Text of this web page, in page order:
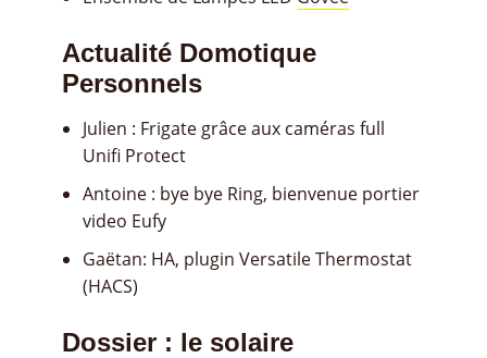
Actualité Domotique
Personnels
Julien : Frigate grâce aux caméras full
Unifi Protect
Antoine : bye bye Ring, bienvenue portier
video Eufy
Gaëtan: HA, plugin Versatile Thermostat
(HACS)
Dossier : le solaire